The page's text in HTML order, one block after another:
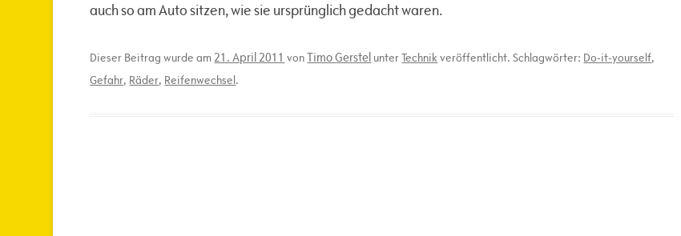
auch so am Auto sitzen, wie sie ursprünglich gedacht waren.
Dieser Beitrag wurde am21. April 2011 vonTimo Gerstel unterTechnikveröffentlicht. Schlagwörter: Do-it-yourself,
Gefahr, Räder, Reifenwechsel.